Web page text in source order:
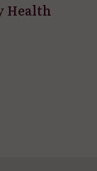
Health